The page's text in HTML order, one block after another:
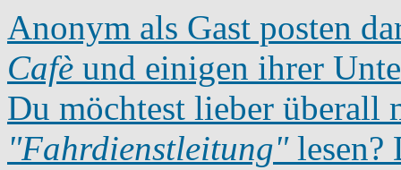
Anonym als Gast posten
Cafè und einigen ihrer
Du möchtest lieber überall
"Fahrdienstleitung"lesen?